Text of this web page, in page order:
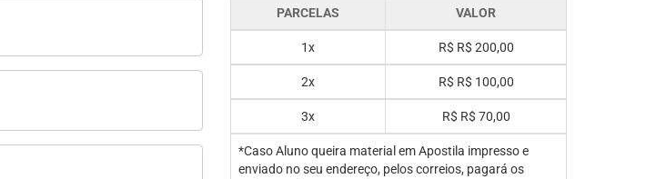
PARCELAS VALOR
1x R$ R$ 200,00
2x R$ R$ 100,00
3x R$ R$ 70,00
*Caso Aluno queira material em Apostila impresso e
enviado no seu endereço, pelos correios, pagará os